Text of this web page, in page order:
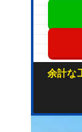
余計な